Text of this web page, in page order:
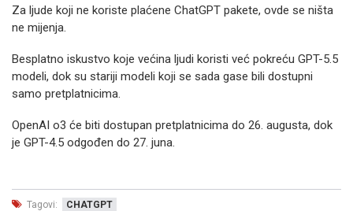
Za ljude koji ne koriste plaćene ChatGPT pakete, ovde se ništa
ne mijenja.
Besplatno iskustvo koje većina ljudi koristi već pokreću GPT-5.5
modeli, dok su stariji modeli koji se sada gase bili dostupni
samo pretplatnicima.
OpenAI o3 će biti dostupan pretplatnicima do 26. augusta, dok
je GPT-4.5 odgođen do 27. juna.
Tagovi: CHATGPT